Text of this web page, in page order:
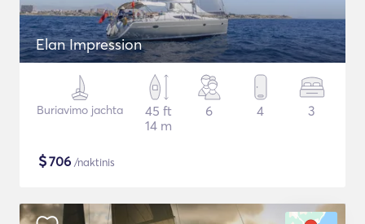
Elan Impression
Buriavimo jachta
45 ft
14 m
6 4 3
$706 /naktinis